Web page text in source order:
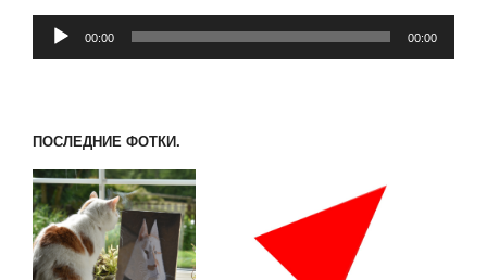
Аудиоплеер
00:00 00:00
ПОСЛЕДНИЕ ФОТКИ.